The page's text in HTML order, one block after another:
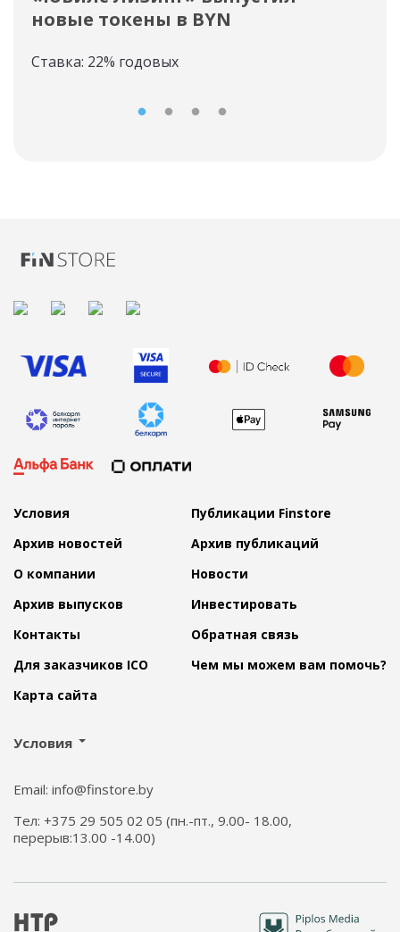
новые токены в BYN
Ставка: 22% годовых
Условия
Публикации Finstore
Архив новостей
Архив публикаций
О компании
Новости
Архив выпусков
Инвестировать
Контакты
Обратная связь
Для заказчиков ICO
Чем мы можем вам помочь?
Карта сайта
Условия
Email: info@finstore.by
Тел: +375 29 505 02 05 (пн.-пт., 9.00- 18.00,
перерыв:13.00 -14.00)